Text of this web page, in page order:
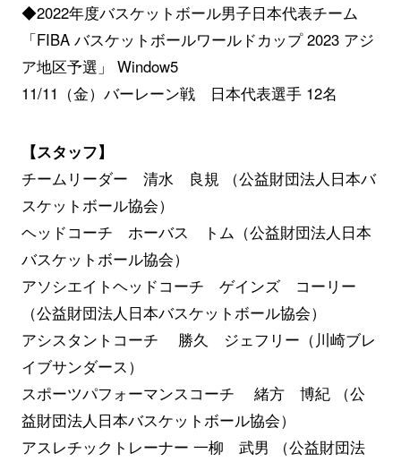
◆2022年度バスケットボール男子日本代表チーム
「FIBA バスケットボールワールドカップ 2023 アジ
ア地区予選」 Window5
11/11（金）バーレーン戦 日本代表選手 12名
【スタッフ】
チームリーダー 清水 良規 （公益財団法人日本バ
スケットボール協会）
ヘッドコーチ ホーバス トム（公益財団法人日本
バスケットボール協会）
アソシエイトヘッドコーチ ゲインズ コーリー
（公益財団法人日本バスケットボール協会）
アシスタントコーチ 勝久 ジェフリー（川崎ブレ
イブサンダース）
スポーツパフォーマンスコーチ 緒方 博紀 （公
益財団法人日本バスケットボール協会）
アスレチックトレーナー 一柳 武男 （公益財団法